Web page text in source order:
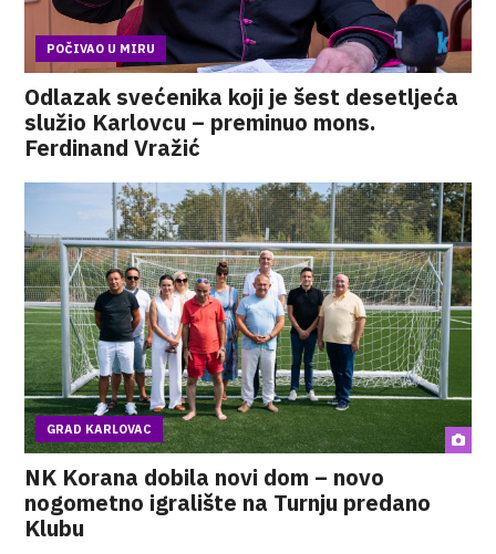
POČIVAO U MIRU
Odlazak svećenika koji je šest desetljeća
služio Karlovcu – preminuo mons.
Ferdinand Vražić
GRAD KARLOVAC
NK Korana dobila novi dom – novo
nogometno igralište na Turnju predano
Klubu